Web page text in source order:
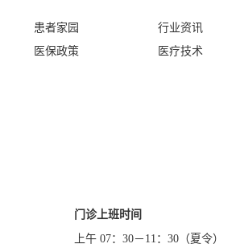
患者家园
医保政策
行业资讯
医疗技术
门诊上班时间
上午 07：30－11：30（夏令）